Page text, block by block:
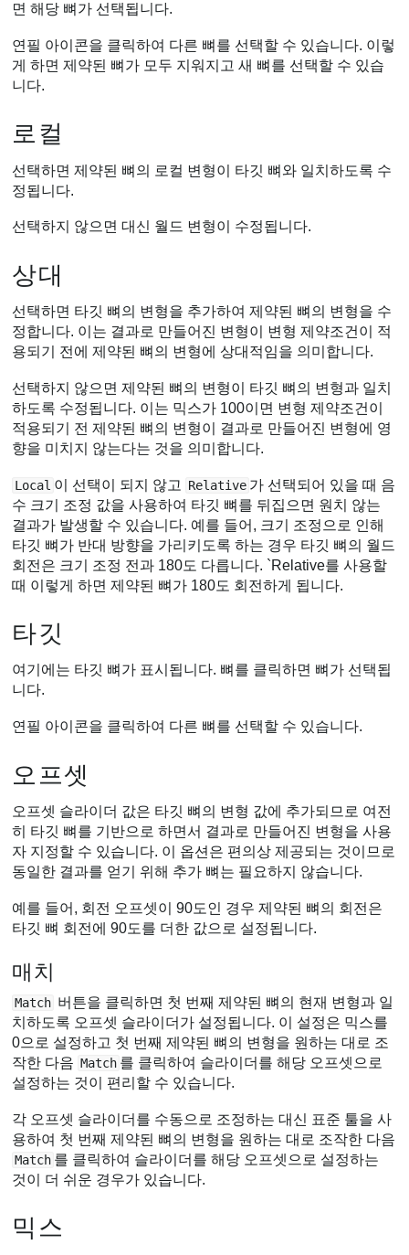
면 해당 뼈가 선택됩니다.
연필 아이콘을 클릭하여 다른 뼈를 선택할 수 있습니다. 이렇
게 하면 제약된 뼈가 모두 지워지고 새 뼈를 선택할 수 있습
니다.
로컬
선택하면 제약된 뼈의 로컬 변형이 타깃 뼈와 일치하도록 수
정됩니다.
선택하지 않으면 대신 월드 변형이 수정됩니다.
상대
선택하면 타깃 뼈의 변형을 추가하여 제약된 뼈의 변형을 수
정합니다. 이는 결과로 만들어진 변형이 변형 제약조건이 적
용되기 전에 제약된 뼈의 변형에 상대적임을 의미합니다.
선택하지 않으면 제약된 뼈의 변형이 타깃 뼈의 변형과 일치
하도록 수정됩니다. 이는 믹스가 100이면 변형 제약조건이
적용되기 전 제약된 뼈의 변형이 결과로 만들어진 변형에 영
향을 미치지 않는다는 것을 의미합니다.
Local 이 선택이 되지 않고 Relative 가 선택되어 있을 때 음
수 크기 조정 값을 사용하여 타깃 뼈를 뒤집으면 원치 않는
결과가 발생할 수 있습니다. 예를 들어, 크기 조정으로 인해
타깃 뼈가 반대 방향을 가리키도록 하는 경우 타깃 뼈의 월드
회전은 크기 조정 전과 180도 다릅니다. `Relative를 사용할
때 이렇게 하면 제약된 뼈가 180도 회전하게 됩니다.
타깃
여기에는 타깃 뼈가 표시됩니다. 뼈를 클릭하면 뼈가 선택됩
니다.
연필 아이콘을 클릭하여 다른 뼈를 선택할 수 있습니다.
오프셋
오프셋 슬라이더 값은 타깃 뼈의 변형 값에 추가되므로 여전
히 타깃 뼈를 기반으로 하면서 결과로 만들어진 변형을 사용
자 지정할 수 있습니다. 이 옵션은 편의상 제공되는 것이므로
동일한 결과를 얻기 위해 추가 뼈는 필요하지 않습니다.
예를 들어, 회전 오프셋이 90도인 경우 제약된 뼈의 회전은
타깃 뼈 회전에 90도를 더한 값으로 설정됩니다.
매치
Match 버튼을 클릭하면 첫 번째 제약된 뼈의 현재 변형과 일
치하도록 오프셋 슬라이더가 설정됩니다. 이 설정은 믹스를
0으로 설정하고 첫 번째 제약된 뼈의 변형을 원하는 대로 조
작한 다음 Match 를 클릭하여 슬라이더를 해당 오프셋으로
설정하는 것이 편리할 수 있습니다.
각 오프셋 슬라이더를 수동으로 조정하는 대신 표준 툴을 사
용하여 첫 번째 제약된 뼈의 변형을 원하는 대로 조작한 다음
Match 를 클릭하여 슬라이더를 해당 오프셋으로 설정하는
것이 더 쉬운 경우가 있습니다.
믹스